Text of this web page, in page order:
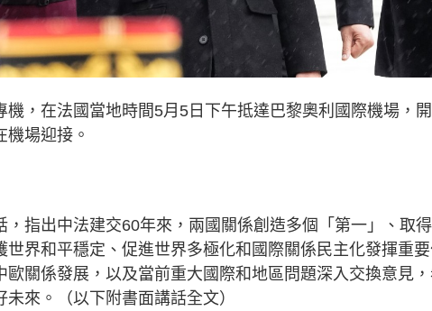
，在法國當地時間5月5日下午抵達巴黎奧利國際機場，
機場迎接。
指出中法建交60年來，兩國關係創造多個「第一」、取
界和平穩定、促進世界多極化和國際關係民主化發揮重
關係發展，以及當前重大國際和地區問題深入交換意見
來。（以下附書面講話全文）